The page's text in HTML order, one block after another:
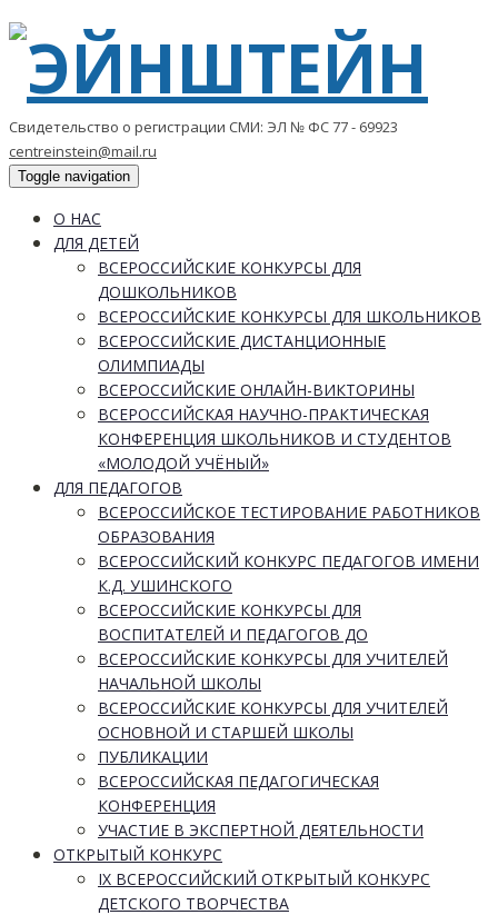
Свидетельство о регистрации СМИ: ЭЛ № ФС 77 - 69923
centreinstein@mail.ru
Toggle navigation
О НАС
ДЛЯ ДЕТЕЙ
ВСЕРОССИЙСКИЕ КОНКУРСЫ ДЛЯ
ДОШКОЛЬНИКОВ
ВСЕРОССИЙСКИЕ КОНКУРСЫ ДЛЯ ШКОЛЬНИКОВ
ВСЕРОССИЙСКИЕ ДИСТАНЦИОННЫЕ
ОЛИМПИАДЫ
ВСЕРОССИЙСКИЕ ОНЛАЙН-ВИКТОРИНЫ
ВСЕРОССИЙСКАЯ НАУЧНО-ПРАКТИЧЕСКАЯ
КОНФЕРЕНЦИЯ ШКОЛЬНИКОВ И СТУДЕНТОВ
«МОЛОДОЙ УЧЁНЫЙ»
ДЛЯ ПЕДАГОГОВ
ВСЕРОССИЙСКОЕ ТЕСТИРОВАНИЕ РАБОТНИКОВ
ОБРАЗОВАНИЯ
ВСЕРОССИЙСКИЙ КОНКУРС ПЕДАГОГОВ ИМЕНИ
К.Д. УШИНСКОГО
ВСЕРОССИЙСКИЕ КОНКУРСЫ ДЛЯ
ВОСПИТАТЕЛЕЙ И ПЕДАГОГОВ ДО
ВСЕРОССИЙСКИЕ КОНКУРСЫ ДЛЯ УЧИТЕЛЕЙ
НАЧАЛЬНОЙ ШКОЛЫ
ВСЕРОССИЙСКИЕ КОНКУРСЫ ДЛЯ УЧИТЕЛЕЙ
ОСНОВНОЙ И СТАРШЕЙ ШКОЛЫ
ПУБЛИКАЦИИ
ВСЕРОССИЙСКАЯ ПЕДАГОГИЧЕСКАЯ
КОНФЕРЕНЦИЯ
УЧАСТИЕ В ЭКСПЕРТНОЙ ДЕЯТЕЛЬНОСТИ
ОТКРЫТЫЙ КОНКУРС
IX ВСЕРОССИЙСКИЙ ОТКРЫТЫЙ КОНКУРС
ДЕТСКОГО ТВОРЧЕСТВА